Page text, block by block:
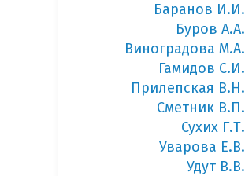
Баранов И.И.
Буров А.А.
Виноградова М.А.
Гамидов С.И.
Прилепская В.Н.
Сметник В.П.
Сухих Г.Т.
Уварова Е.В.
Удут В.В.